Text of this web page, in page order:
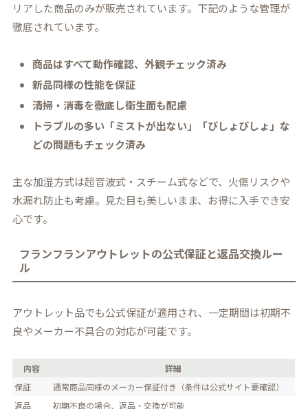
リアした商品のみが販売されています。下記のような管理が
徹底されています。
商品はすべて動作確認、外観チェック済み
新品同様の性能を保証
清掃・消毒を徹底し衛生面も配慮
トラブルの多い「ミストが出ない」「びしょびしょ」な
どの問題もチェック済み
主な加湿方式は超音波式・スチーム式などで、火傷リスクや
水漏れ防止も考慮。見た目も美しいまま、お得に入手でき安
心です。
フランフランアウトレットの公式保証と返品交換ルー
ル
アウトレット品でも公式保証が適用され、一定期間は初期不
良やメーカー不具合の対応が可能です。
内容
詳細
保証
通常商品同様のメーカー保証付き（条件は公式サイト要確認）
返品
初期不良の場合、返品・交換が可能